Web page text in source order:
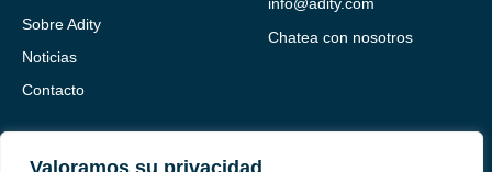
Valoramos su privacidad
Sobre Adity
Noticias
Contacto
Chatea con nosotros